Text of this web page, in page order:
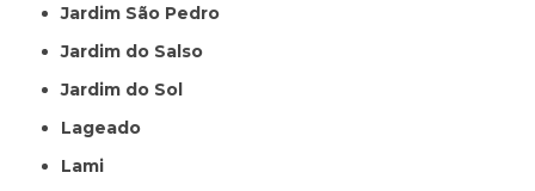
Jardim São Pedro
Jardim do Salso
Jardim do Sol
Lageado
Lami